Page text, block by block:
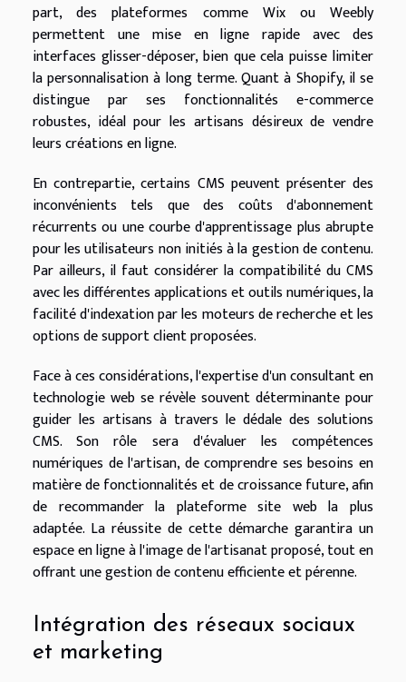
part, des plateformes comme Wix ou Weebly
permettent une mise en ligne rapide avec des
interfaces glisser-déposer, bien que cela puisse limiter
la personnalisation à long terme. Quant à Shopify, il se
distingue par ses fonctionnalités e-commerce
robustes, idéal pour les artisans désireux de vendre
leurs créations en ligne.
En contrepartie, certains CMS peuvent présenter des
inconvénients tels que des coûts d'abonnement
récurrents ou une courbe d'apprentissage plus abrupte
pour les utilisateurs non initiés à la gestion de contenu.
Par ailleurs, il faut considérer la compatibilité du CMS
avec les différentes applications et outils numériques, la
facilité d'indexation par les moteurs de recherche et les
options de support client proposées.
Face à ces considérations, l'expertise d'un consultant en
technologie web se révèle souvent déterminante pour
guider les artisans à travers le dédale des solutions
CMS. Son rôle sera d'évaluer les compétences
numériques de l'artisan, de comprendre ses besoins en
matière de fonctionnalités et de croissance future, afin
de recommander la plateforme site web la plus
adaptée. La réussite de cette démarche garantira un
espace en ligne à l'image de l'artisanat proposé, tout en
offrant une gestion de contenu efficiente et pérenne.
Intégration des réseaux sociaux
et marketing